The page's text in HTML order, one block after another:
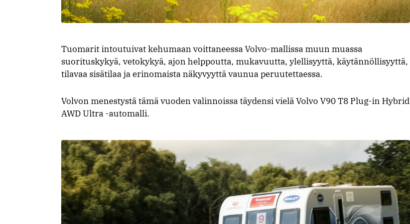
Tuomarit intoutuivat kehumaan voittaneessa Volvo-mallissa muun muassa
suorituskykyä, vetokykyä, ajon helppoutta, mukavuutta, ylellisyyttä, käytännöllisyyttä,
tilavaa sisätilaa ja erinomaista näkyvyyttä vaunua peruutettaessa.
Volvon menestystä tämä vuoden valinnoissa täydensi vielä Volvo V90 T8 Plug-in Hybrid
AWD Ultra -automalli.